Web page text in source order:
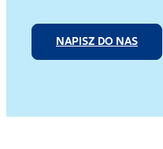
NAPISZ DO NAS